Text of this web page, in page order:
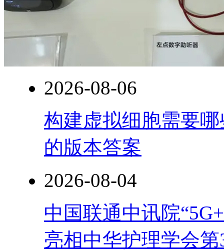
2026-08-06
构建虚拟细胞需要
的版本答案
2026-08-04
中国联通中讯院
亮相中华护理学会